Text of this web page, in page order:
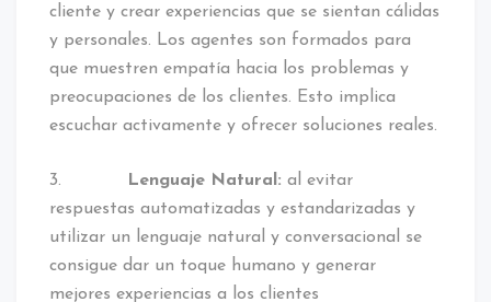
cliente y crear experiencias que se sientan cálidas
y personales. Los agentes son formados para
que muestren empatía hacia los problemas y
preocupaciones de los clientes. Esto implica
escuchar activamente y ofrecer soluciones reales.
3. Lenguaje Natural: al evitar
respuestas automatizadas y estandarizadas y
utilizar un lenguaje natural y conversacional se
consigue dar un toque humano y generar
mejores experiencias a los clientes